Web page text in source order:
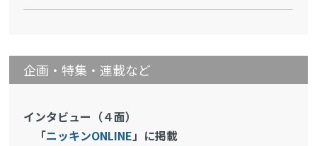
企画・特集・連載など
インタビュー（４面）
「ニッキンONLINE」に掲載